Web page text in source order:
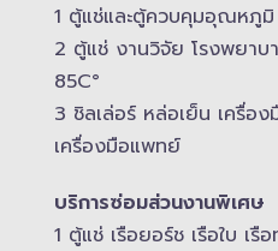
1 ตู้แช่และตู้ควบคุม​อุณหภู
2 ตู้แช่ งานวิจัย โรงพยา
85C°
3 ชิลเล่อร์ หล่อเย็น เครื่อ
เครื่องมือแพทย์
บริการซ่อมส่วนงานพิเศษ
1 ตู้แช่ เรือยอร์ช เรือใบ เรื